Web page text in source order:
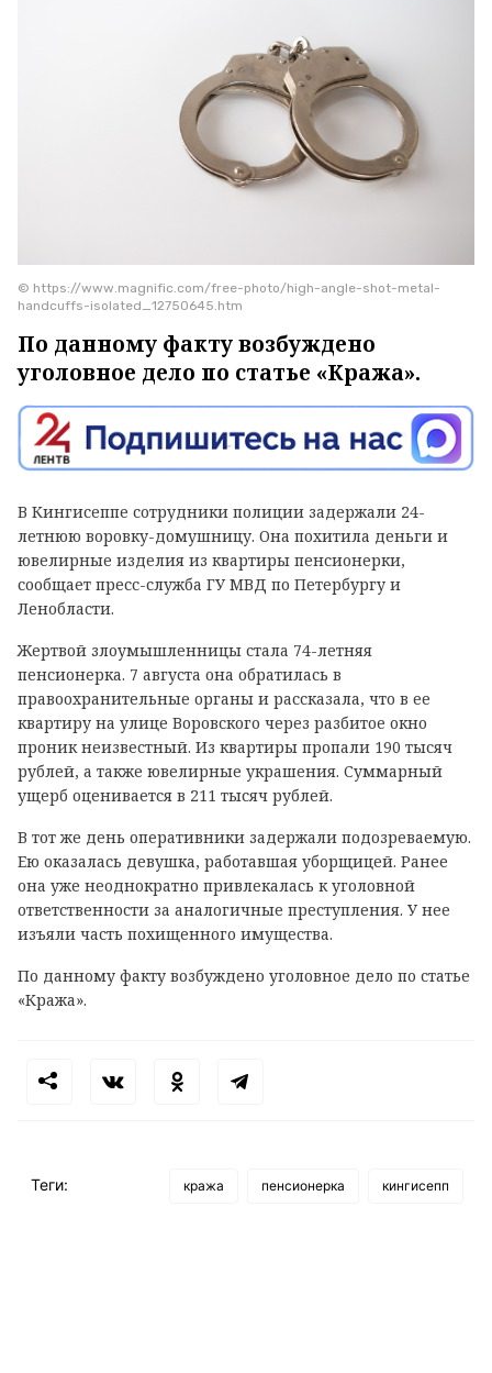
© https://www.magnific.com/free-photo/high-angle-shot-metal-
handcuffs-isolated_12750645.htm
По данному факту возбуждено
уголовное дело по статье «Кража».
В Кингисеппе сотрудники полиции задержали 24-
летнюю воровку-домушницу. Она похитила деньги и
ювелирные изделия из квартиры пенсионерки,
сообщает пресс-служба ГУ МВД по Петербургу и
Ленобласти.
Жертвой злоумышленницы стала 74-летняя
пенсионерка. 7 августа она обратилась в
правоохранительные органы и рассказала, что в ее
квартиру на улице Воровского через разбитое окно
проник неизвестный. Из квартиры пропали 190 тысяч
рублей, а также ювелирные украшения. Суммарный
ущерб оценивается в 211 тысяч рублей.
В тот же день оперативники задержали подозреваемую.
Ею оказалась девушка, работавшая уборщицей. Ранее
она уже неоднократно привлекалась к уголовной
ответственности за аналогичные преступления. У нее
изъяли часть похищенного имущества.
По данному факту возбуждено уголовное дело по статье
«Кража».
Теги: кража пенсионерка кингисепп